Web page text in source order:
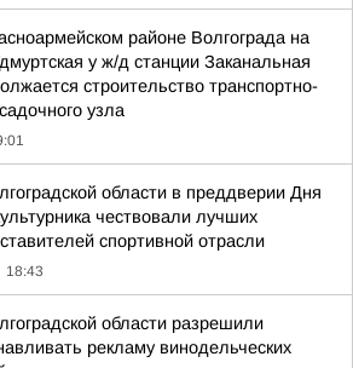
районе Волгограда на
у ж/д станции Заканальная
строительство транспортно-
узла
области в преддверии Дня
чествовали лучших
спортивной отрасли
18:43
области разрешили
рекламу винодельческих